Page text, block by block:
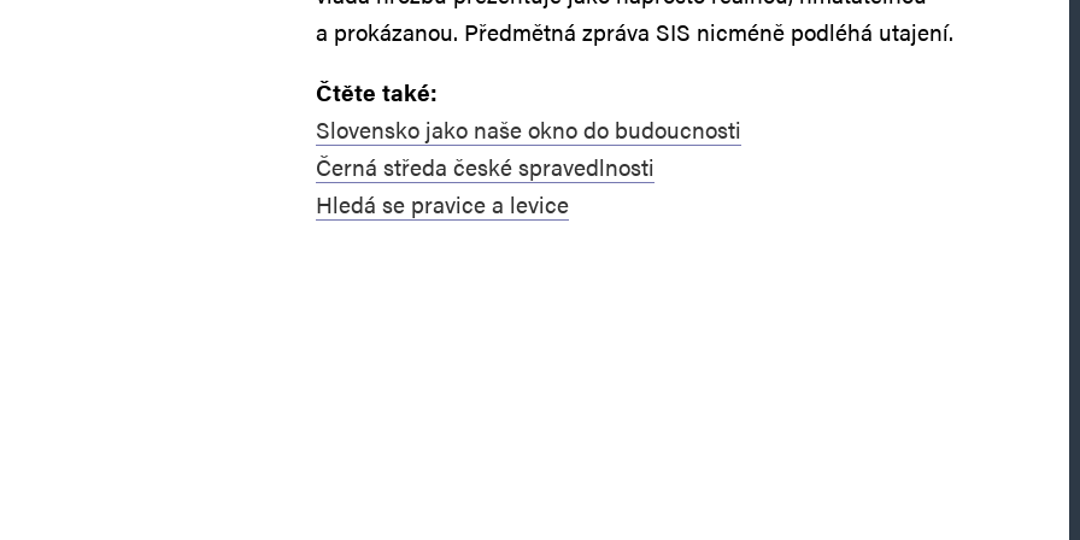
a prokázanou. Předmětná zpráva SIS nicméně podléhá utajení.
Čtěte také:
Slovensko jako naše okno do budoucnosti
Černá středa české spravedlnosti
Hledá se pravice a levice